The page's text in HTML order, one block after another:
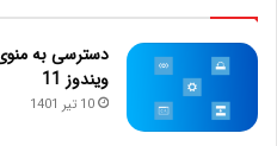
ویندوز 11
10 تیر 1401